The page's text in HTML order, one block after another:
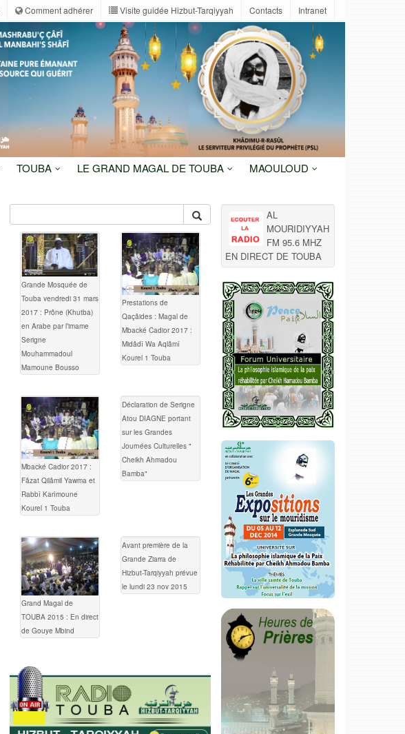
Comment adhérer Visite guidée Hizbut-Tarqiyyah Contacts Intranet
TOUBA LE GRAND MAGAL DE TOUBA MAOULOUD
Grande Mosquée de
Touba vendredi 31 mars
2017 : Prône (Khutba)
en Arabe par l’imame
Serigne
Mouhammadoul
Mamoune Bousso
Prestations de
Qaçâides : Magal de
Mbacké Cadior 2017 :
Midâdî Wa Aqlâmî
Kourel 1 Touba
Mbacké Cadior 2017 :
Fâzat Qilâmil Yawma et
Rabbî Karîmoune
Kourel 1 Touba
Déclaration de Serigne
Atou DIAGNE portant
sur les Grandes
Journées Culturelles "
Cheikh Ahmadou
Bamba"
Grand Magal de
TOUBA 2015 : En direct
de Gouye Mbind
Avant première de la
Grande Ziarra de
Hizbut-Tarqiyyah prévue
le lundi 23 nov 2015
AL
MOURIDIYYAH
FM 95.6 MHZ
EN DIRECT DE TOUBA